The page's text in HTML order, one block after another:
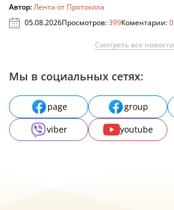
Автор:Лента от Протокола
05.08.2026Просмотров:399Коментарии:0
Смотреть все новости
Мы в социальных сетях:
page group
viber
youtube